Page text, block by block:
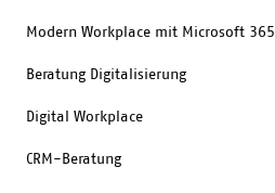
Modern Workplace mit Microsoft 365
Beratung Digitalisierung
Digital Workplace
CRM-Beratung